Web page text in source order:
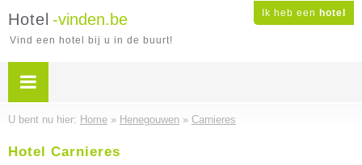
Ik heb een hotel
Hotel -vinden.be
Vind een hotel bij u in de buurt!
U bent nu hier: Home » Henegouwen » Carnieres
Hotel Carnieres